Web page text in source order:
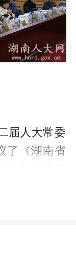
人大常委
了《湖南省
评和意见工
)》(以下简